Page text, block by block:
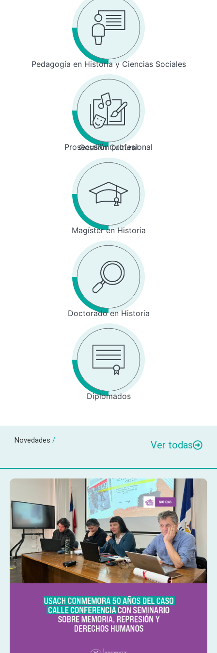
Pedagogía en Historia y Ciencias Sociales
Prosecusión profesional
Gestión Cultural
Magíster en Historia
Doctorado en Historia
Diplomados
Novedades / Ver todas